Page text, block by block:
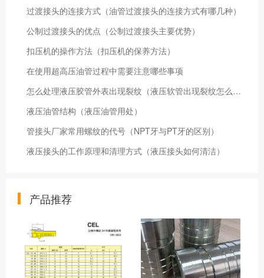
过渡接头的连接方式（油管过渡接头的连接方式有哪几种）
公制过渡接头的优点（公制过渡接头主要优势）
扣压机的操作方法（扣压机的保养方法）
在使用超高压油管过程中需要注意哪些事项
怎么处理液压胶管外表出现裂纹（液压软管出现裂纹怎么办）
液压油管结构（液压油管用处）
管接头厂家常用螺纹的代号（NPT牙与PT牙的区别）
液压接头的工作原理和清理方式（液压接头如何清洁）
产品推荐